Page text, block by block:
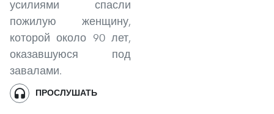
усилиями спасли
пожилую женщину,
которой около 90 лет,
оказавшуюся под
завалами.
ПРОСЛУШАТЬ